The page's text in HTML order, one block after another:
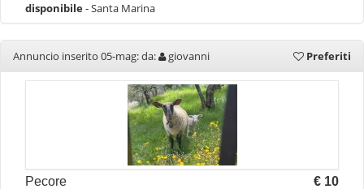
disponibile- Santa Marina
Annuncio inserito 05-mag: da: giovanni Preferiti
Pecore € 10